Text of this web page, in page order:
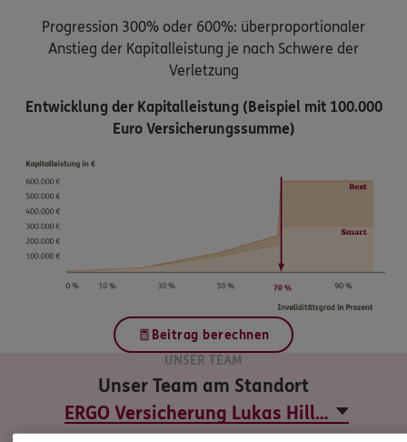
Progression 300% oder 600%: überproportionaler
Anstieg der Kapitalleistung je nach Schwere der
Verletzung
Entwicklung der Kapitalleistung (Beispiel mit 100.000
Euro Versicherungssumme)
Beitrag berechnen
UNSER TEAM
Unser Team am Standort